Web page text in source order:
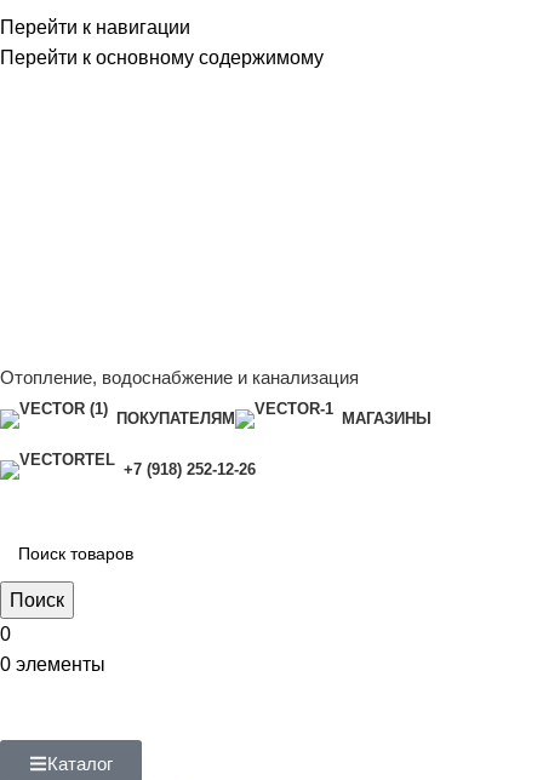
Перейти к навигации
Перейти к основному содержимому
Отопление, водоснабжение и канализация
ПОКУПАТЕЛЯМ МАГАЗИНЫ
+7 (918) 252-12-26
Поиск
0
0 элементы
Каталог